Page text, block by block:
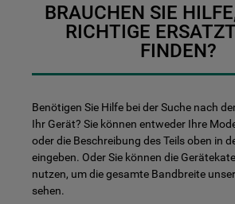
BRAUCHEN SIE
RICHTIGE
FINDEN?
Benötigen Sie Hilfe bei der Suche nach
Ihr Gerät? Sie können entweder Ihre
oder die Beschreibung des Teils oben in
eingeben. Oder Sie können die
nutzen, um die gesamte Bandbreite
sehen.